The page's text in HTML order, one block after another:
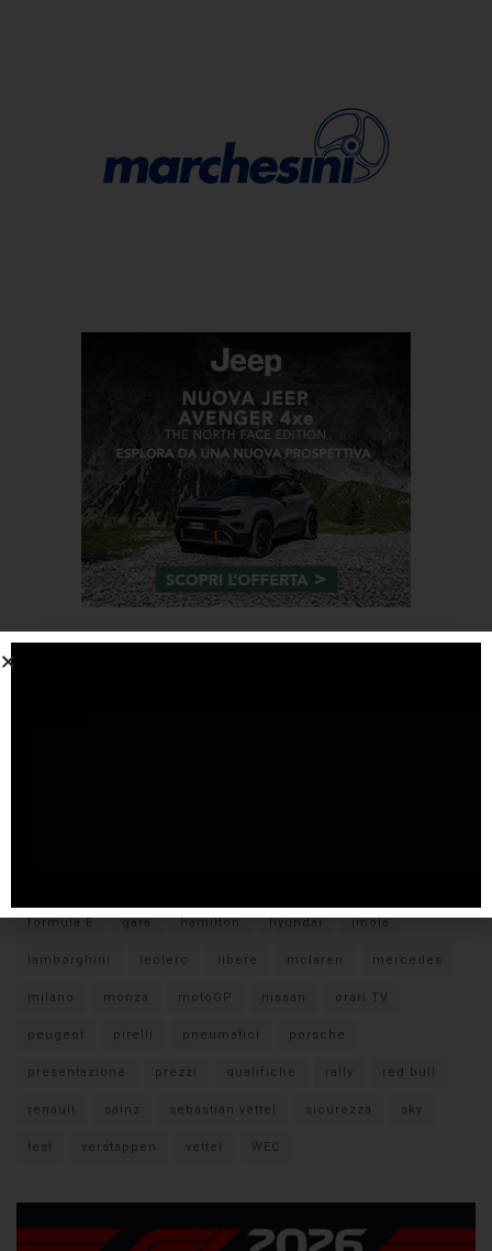
formula E gara hamilton hyundai imola
lamborghini leclerc libere mclaren mercedes
milano monza motoGP nissan orari TV
peugeot pirelli pneumatici porsche
presentazione prezzi qualifiche rally red bull
renault sainz sebastian vettel sicurezza sky
test verstappen vettel WEC